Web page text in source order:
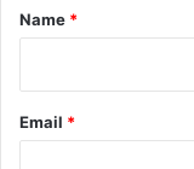
*
Name *
Email *